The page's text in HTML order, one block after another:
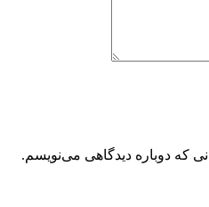
که دوباره دیدگاهی می‌نویسم.